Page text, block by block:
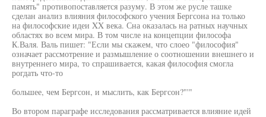
память" противопоставляется разуму. В этом же русле ташке
сделан анализ влияния философского учения Бергсона на только
на философские идеи XX века. Сна оказалась на ратных научных
областях во всем мира. В том числе на концепции философа
К.Валя. Валь пишет: "Если мы скажем, что слоео "философия"
означает рассмотрение и размышление о соотношении внешнего и
внутреннего мира, то спрашивается, какая философия смогла
рогдать что-то
большее, чем Бергсон, и мыслить, как Бергсон?"'"
Во втором параграфе исследования рассматривается влияние идей